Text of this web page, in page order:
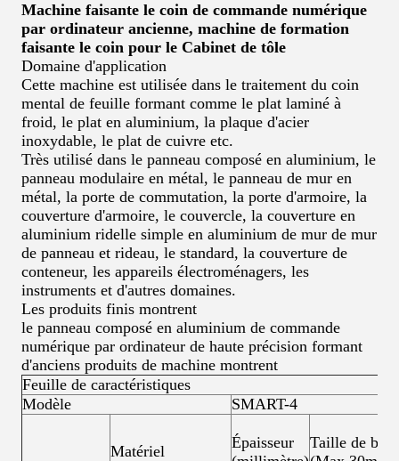
Machine faisante le coin de commande numérique
par ordinateur ancienne, machine de formation
faisante le coin pour le Cabinet de tôle
Domaine d'application
Cette machine est utilisée dans le traitement du coin
mental de feuille formant comme le plat laminé à
froid, le plat en aluminium, la plaque d'acier
inoxydable, le plat de cuivre etc.
Très utilisé dans le panneau composé en aluminium, le
panneau modulaire en métal, le panneau de mur en
métal, la porte de commutation, la porte d'armoire, la
couverture d'armoire, le couvercle, la couverture en
aluminium ridelle simple en aluminium de mur de mur
de panneau et rideau, le standard, la couverture de
conteneur, les appareils électroménagers, les
instruments et d'autres domaines.
Les produits finis montrent
le panneau composé en aluminium de commande
numérique par ordinateur de haute précision formant
d'anciens produits de machine montrent
Feuille de caractéristiques
Modèle
SMART-4
Matériel
Épaisseur
Taille de